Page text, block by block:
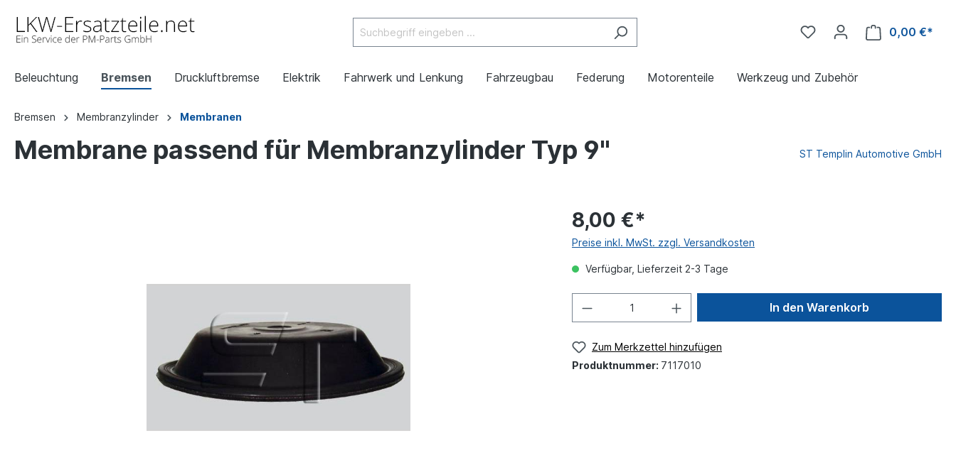
0,00 €*
Beleuchtung Bremsen Druckluftbremse Elektrik Fahrwerk und Lenkung Fahrzeugbau Federung Motorenteile Werkzeug und Zubehör
Bremsen Membranzylinder Membranen
Membrane passend für Membranzylinder Typ 9" ST Templin Automotive GmbH
8,00 €*
Preise inkl. MwSt. zzgl. Versandkosten
Verfügbar, Lieferzeit 2-3 Tage
In den Warenkorb
Zum Merkzettel hinzufügen
Produktnummer: 7117010